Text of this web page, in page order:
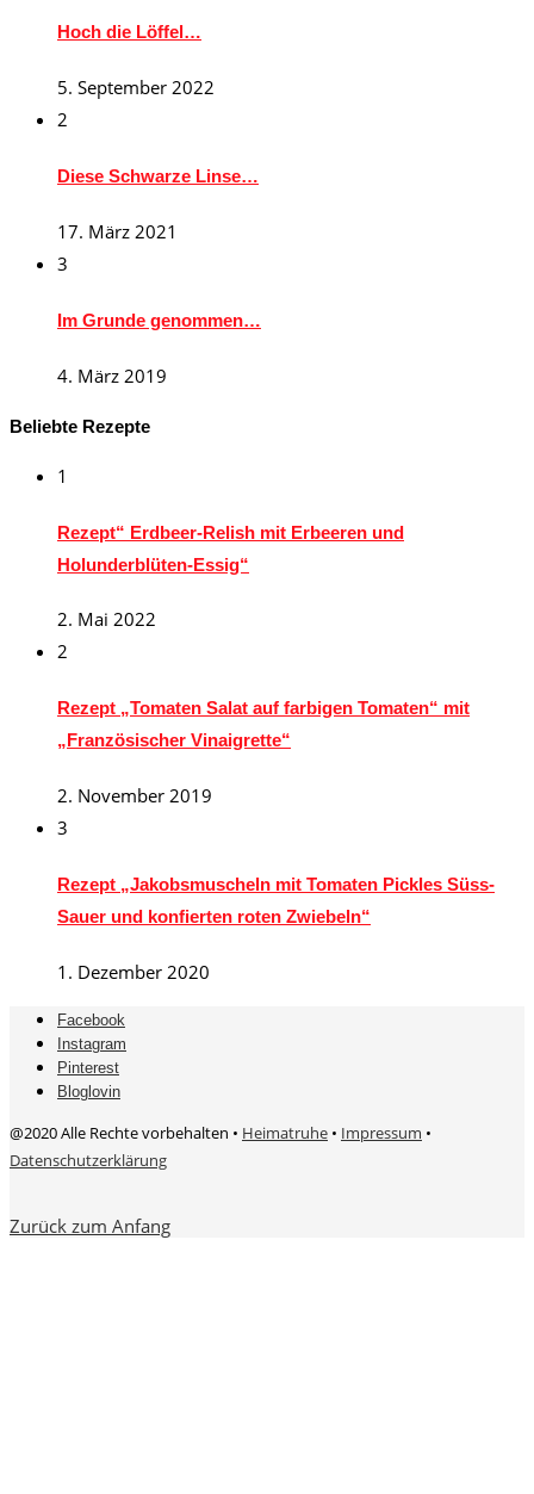
Hoch die Löffel…
5. September 2022
2
Diese Schwarze Linse…
17. März 2021
3
Im Grunde genommen…
4. März 2019
Beliebte Rezepte
1
Rezept“ Erdbeer-Relish mit Erbeeren und
Holunderblüten-Essig“
2. Mai 2022
2
Rezept „Tomaten Salat auf farbigen Tomaten“ mit
„Französischer Vinaigrette“
2. November 2019
3
Rezept „Jakobsmuscheln mit Tomaten Pickles Süss-
Sauer und konfierten roten Zwiebeln“
1. Dezember 2020
Facebook
Instagram
Pinterest
Bloglovin
@2020 Alle Rechte vorbehalten • Heimatruhe • Impressum •
Datenschutzerklärung
Zurück zum Anfang